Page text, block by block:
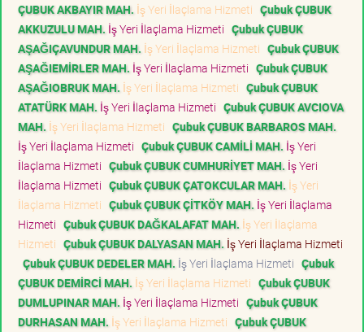
ÇUBUK AKBAYIR MAH. İş Yeri İlaçlama Hizmeti Çubuk ÇUBUK
AKKUZULU MAH. İş Yeri İlaçlama Hizmeti Çubuk ÇUBUK
AŞAĞIÇAVUNDUR MAH. İş Yeri İlaçlama Hizmeti Çubuk ÇUBUK
AŞAĞIEMİRLER MAH. İş Yeri İlaçlama Hizmeti Çubuk ÇUBUK
AŞAĞIOBRUK MAH. İş Yeri İlaçlama Hizmeti Çubuk ÇUBUK
ATATÜRK MAH. İş Yeri İlaçlama Hizmeti Çubuk ÇUBUK AVCIOVA
MAH. İş Yeri İlaçlama Hizmeti Çubuk ÇUBUK BARBAROS MAH.
İş Yeri İlaçlama Hizmeti Çubuk ÇUBUK CAMİLİ MAH. İş Yeri
İlaçlama Hizmeti Çubuk ÇUBUK CUMHURİYET MAH. İş Yeri
İlaçlama Hizmeti Çubuk ÇUBUK ÇATOKCULAR MAH. İş Yeri
İlaçlama Hizmeti Çubuk ÇUBUK ÇİTKÖY MAH. İş Yeri İlaçlama
Hizmeti Çubuk ÇUBUK DAĞKALAFAT MAH. İş Yeri İlaçlama
Hizmeti Çubuk ÇUBUK DALYASAN MAH. İş Yeri İlaçlama Hizmeti
Çubuk ÇUBUK DEDELER MAH. İş Yeri İlaçlama Hizmeti Çubuk
ÇUBUK DEMİRCİ MAH. İş Yeri İlaçlama Hizmeti Çubuk ÇUBUK
DUMLUPINAR MAH. İş Yeri İlaçlama Hizmeti Çubuk ÇUBUK
DURHASAN MAH. İş Yeri İlaçlama Hizmeti Çubuk ÇUBUK